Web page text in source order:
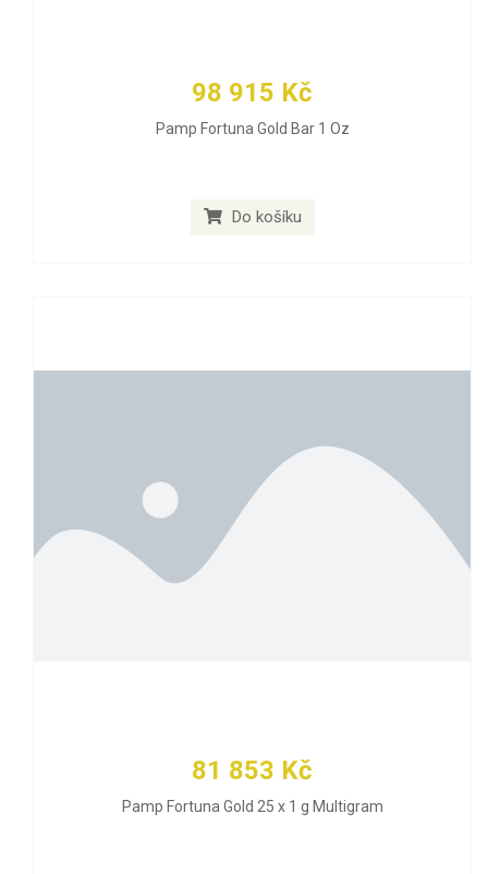
98 915 Kč
Pamp Fortuna Gold Bar 1 Oz
Do košíku
81 853 Kč
Pamp Fortuna Gold 25 x 1 g Multigram